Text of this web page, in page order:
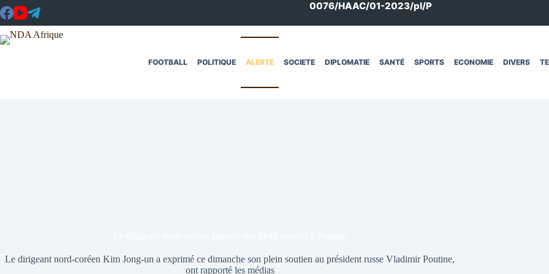
Passer
au
contenu
0076/HAAC/01-2023/pl/P
FOOTBALL POLITIQUE ALERTE SOCIETE DIPLOMATIE SANTÉ SPORTS ECONOMIE DIVERS
Le dirigeant nord-coréen Kim Jong-un a exprimé ce dimanche son plein soutien au président russe Vladimir Poutine,
ont rapporté les médias